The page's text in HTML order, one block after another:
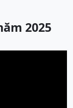
2025